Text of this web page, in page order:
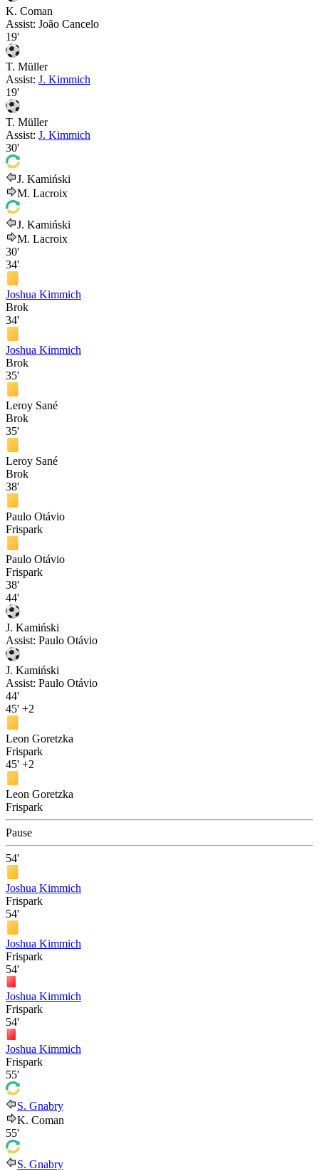
K. Coman
Assist: João Cancelo
19'
T. Müller
Assist: J. Kimmich
19'
T. Müller
Assist: J. Kimmich
30'
J. Kamiński
M. Lacroix
J. Kamiński
M. Lacroix
30'
34'
Joshua Kimmich
Brok
34'
Joshua Kimmich
Brok
35'
Leroy Sané
Brok
35'
Leroy Sané
Brok
38'
Paulo Otávio
Frispark
Paulo Otávio
Frispark
38'
44'
J. Kamiński
Assist: Paulo Otávio
J. Kamiński
Assist: Paulo Otávio
44'
45' +2
Leon Goretzka
Frispark
45' +2
Leon Goretzka
Frispark
Pause
54'
Joshua Kimmich
Frispark
54'
Joshua Kimmich
Frispark
54'
Joshua Kimmich
Frispark
54'
Joshua Kimmich
Frispark
55'
S. Gnabry
K. Coman
55'
S. Gnabry